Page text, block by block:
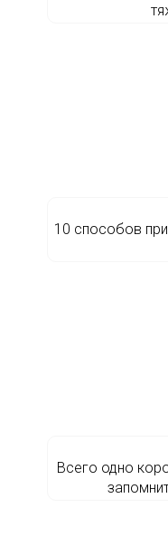
10 способов
Всего одно